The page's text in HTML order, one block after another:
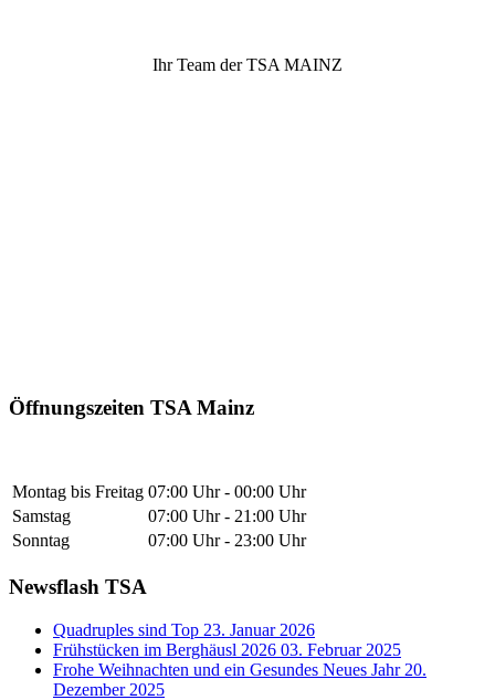
Ihr Team der TSA MAINZ
Öffnungszeiten TSA Mainz
Montag bis Freitag 07:00 Uhr - 00:00 Uhr
Samstag
07:00 Uhr - 21:00 Uhr
Sonntag
07:00 Uhr - 23:00 Uhr
Newsflash TSA
Quadruples sind Top 23. Januar 2026
Frühstücken im Berghäusl 2026 03. Februar 2025
Frohe Weihnachten und ein Gesundes Neues Jahr 20.
Dezember 2025